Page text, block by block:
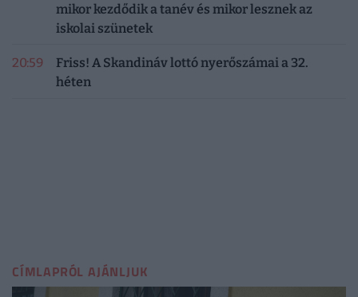
mikor kezdődik a tanév és mikor lesznek az
iskolai szünetek
20:59
Friss! A Skandináv lottó nyerőszámai a 32.
héten
CÍMLAPRÓL AJÁNLJUK